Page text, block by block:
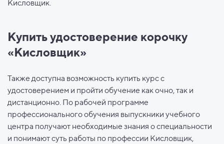
Кисловщик.
Купить удостоверение корочку
«Кисловщик»
Также доступна возможность купить курс с
удостоверением и пройти обучение как очно, так и
дистанционно. По рабочей программе
профессионального обучения выпускники учебного
центра получают необходимые знания о специальности
и понимают суть работы по профессии Кисловщик,